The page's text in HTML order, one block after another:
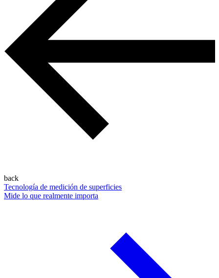
back
Tecnología de medición de superficies
Mide lo que realmente importa